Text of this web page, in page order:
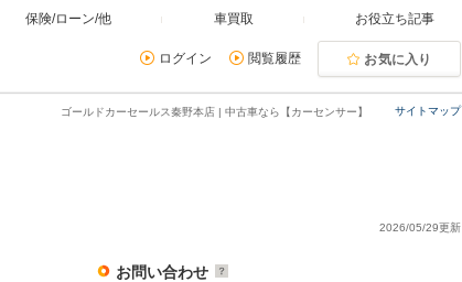
保険/ローン/他 車買取 お役立ち記事
ログイン 閲覧履歴 お気に入り
サイトマップ
ゴールドカーセールス秦野本店 | 中古車なら【カーセンサー】
2026/05/29更新
お問い合わせ